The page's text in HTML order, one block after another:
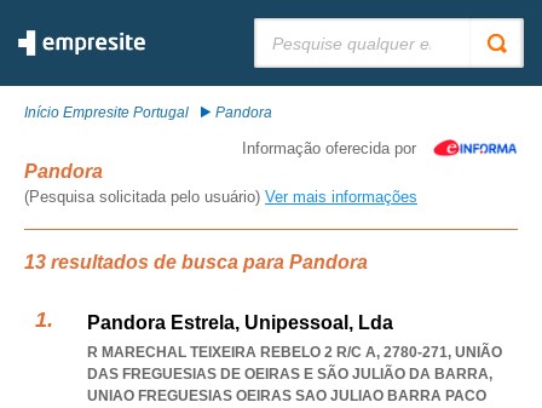
Início Empresite Portugal Pandora
Informação oferecida por
Pandora
(Pesquisa solicitada pelo usuário) Ver mais informações
13 resultados de busca para Pandora
Pandora Estrela, Unipessoal, Lda
R MARECHAL TEIXEIRA REBELO 2 R/C A, 2780-271, UNIÃO
DAS FREGUESIAS DE OEIRAS E SÃO JULIÃO DA BARRA,
UNIAO FREGUESIAS OEIRAS SAO JULIAO BARRA PACO